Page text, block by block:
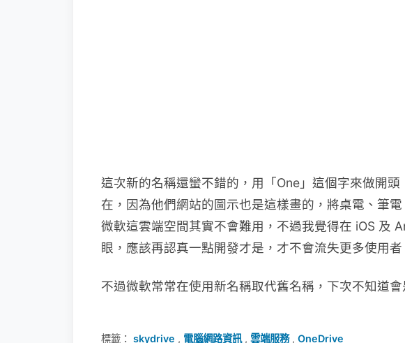
這次新的名稱還蠻不錯的，用「One」這個字來做開
在，因為他們網站的圖示也是這樣畫的，將桌電、筆
微軟這雲端空間其實不會難用，不過我覺得在 iOS 及
眼，應該再認真一點開發才是，才不會流失更多使用者
不過微軟常常在使用新名稱取代舊名稱，下次不知道
標籤： skydrive , 電腦網路資訊, 雲端服務, OneDrive